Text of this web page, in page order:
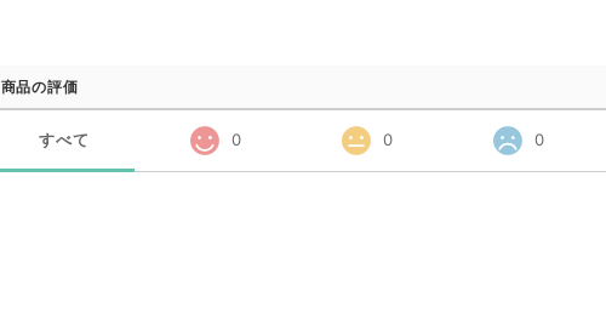
商品の評価
すべて 0 0 0